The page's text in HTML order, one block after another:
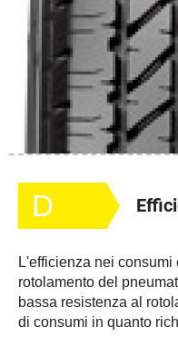
D
L'efficienza nei consumi
rotolamento del
bassa resistenza al
di consumi in quanto